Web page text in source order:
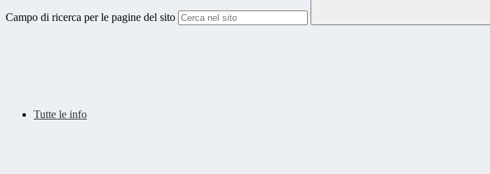
Campo di ricerca per le pagine del sito
Tutte le info